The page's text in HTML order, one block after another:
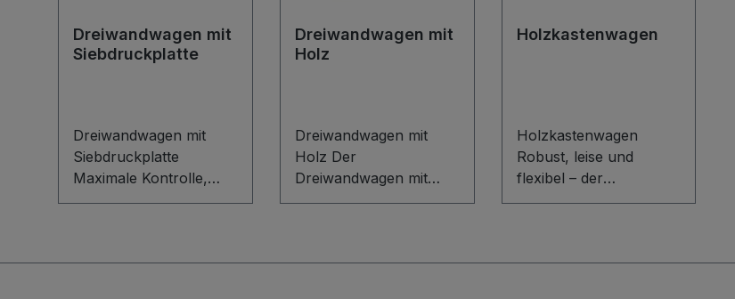
Dreiwandwagen mit
Siebdruckplatte
Dreiwandwagen mit
Siebdruckplatte
Maximale Kontrolle,
sichere Ladung, flexible
Siebdruckplatte
Dreiwandwagen mit
Holz
Dreiwandwagen mit
Holz Der
Dreiwandwagen mit
Holz vereint
robuster Ästhetik. Die
Holzkastenwagen
Holzkastenwagen
Robust, leise und
flexibel – der
Holzkastenwagen für
mit innovativem L-Profil